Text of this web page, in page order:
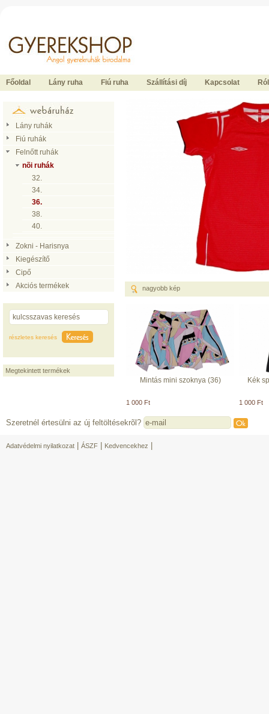
Főoldal Lány ruha Fiú ruha Szállítási díj Kapcsolat
Lány ruhák
Fiú ruhák
Felnőtt ruhák
nõi ruhák
32.
34.
36.
38.
40.
Zokni - Harisnya
Kiegészítő
Cipő
Akciós termékek
részletes keresés
Megtekintett termékek
nagyobb kép
Mintás mini szoknya (36)
1 000 Ft
Kék
1 000 Ft
Szeretnél értesülni az új feltöltésekrõl?
Adatvédelmi nyilatkozat ÁSZF Kedvencekhez